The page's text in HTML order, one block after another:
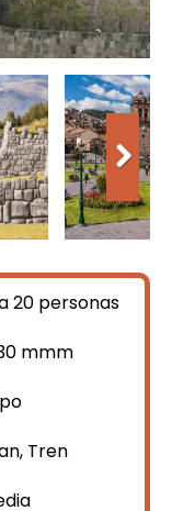
20 personas
mmm
Tren